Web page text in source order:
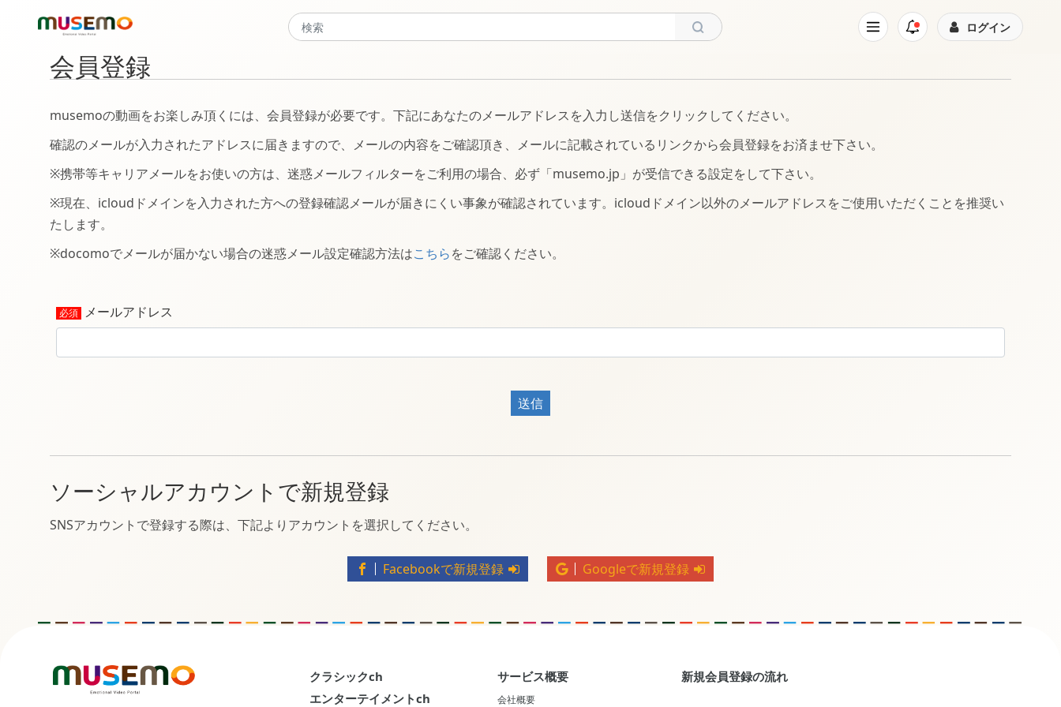
ログイン
会員登録
musemoの動画をお楽しみ頂くには、会員登録が必要です。下記にあなたのメールアドレスを入力し送信をクリックしてください。
確認のメールが入力されたアドレスに届きますので、メールの内容をご確認頂き、メールに記載されているリンクから会員登録をお済ませ下さい。
※携帯等キャリアメールをお使いの方は、迷惑メールフィルターをご利用の場合、必ず「musemo.jp」が受信できる設定をして下さい。
※現在、icloudドメインを入力された方への登録確認メールが届きにくい事象が確認されています。icloudドメイン以外のメールアドレスをご使用いただくことを推奨い
たします。
※docomoでメールが届かない場合の迷惑メール設定確認方法はこちらをご確認ください。
メールアドレス
送信
ソーシャルアカウントで新規登録
SNSアカウントで登録する際は、下記よりアカウントを選択してください。
Facebookで新規登録 Googleで新規登録
クラシックch
エンターテイメントch
サービス概要
会社概要
新規会員登録の流れ